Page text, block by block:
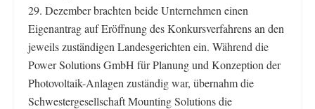
29. Dezember brachten beide Unternehmen einen
Eigenantrag auf Eröffnung des Konkursverfahrens an den
jeweils zuständigen Landesgerichten ein. Während die
Power Solutions GmbH für Planung und Konzeption der
Photovoltaik-Anlagen zuständig war, übernahm die
Schwestergesellschaft Mounting Solutions die